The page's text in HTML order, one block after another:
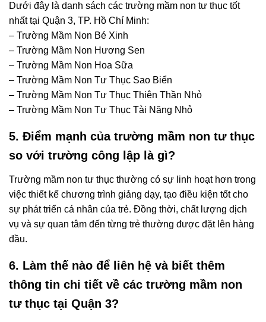
Dưới đây là danh sách các trường mầm non tư thục tốt
nhất tại Quận 3, TP. Hồ Chí Minh:
– Trường Mầm Non Bé Xinh
– Trường Mầm Non Hương Sen
– Trường Mầm Non Hoa Sữa
– Trường Mầm Non Tư Thục Sao Biển
– Trường Mầm Non Tư Thục Thiên Thần Nhỏ
– Trường Mầm Non Tư Thục Tài Năng Nhỏ
5. Điểm mạnh của trường mầm non tư thục
so với trường công lập là gì?
Trường mầm non tư thục thường có sự linh hoạt hơn trong
việc thiết kế chương trình giảng dạy, tạo điều kiện tốt cho
sự phát triển cá nhân của trẻ. Đồng thời, chất lượng dịch
vụ và sự quan tâm đến từng trẻ thường được đặt lên hàng
đầu.
6. Làm thế nào để liên hệ và biết thêm
thông tin chi tiết về các trường mầm non
tư thục tại Quận 3?